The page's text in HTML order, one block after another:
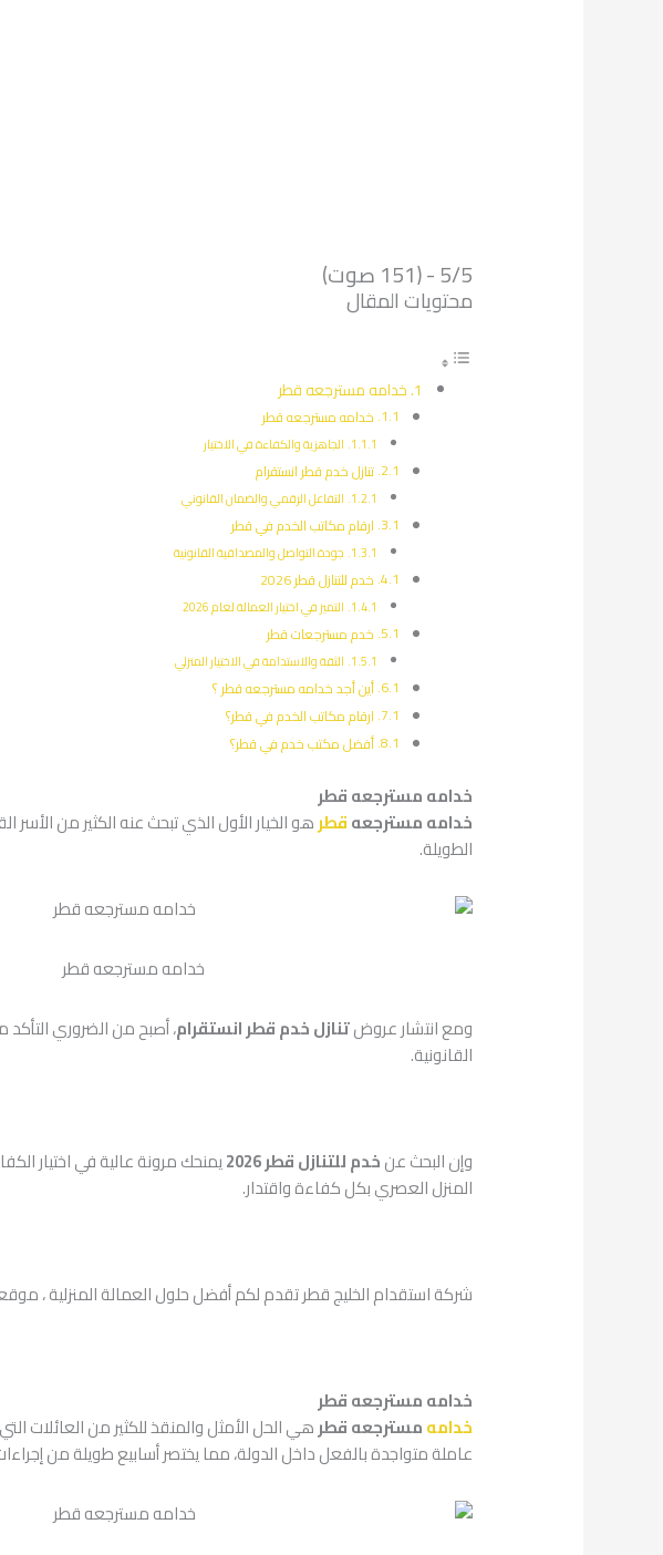
5/5 - (151 صوت)
محتويات المقال
خدامه مسترجعه قطر
خدامه مسترجعه قطر
الجاهزية والكفاءة في الاختيار
تنازل خدم قطر انستقرام
التفاعل الرقمي والضمان القانوني
ارقام مكاتب الخدم في قطر
جودة التواصل والمصداقية القانونية
خدم للتنازل قطر 2026
التميز في اختيار العمالة لعام 2026
خدم مسترجعات قطر
الثقة والاستدامة في الاختيار المنزلي
أين أجد خدامه مسترجعه قطر ؟
ارقام مكاتب الخدم في قطر؟
أفضل مكتب خدم في قطر؟
خدامه مسترجعه قطر
خدامه مسترجعهقطرهو الخيار الأول الذي تبحث عنه الكثير من
الطويلة.
خدامه مسترجعه قطر
ومع انتشار عروضتنازل خدم قطر انستقرام، أصبح من الضروري
القانونية.
وإن البحث عنخدم للتنازل قطر 2026 يمنحك مرونة عالية في اختيار
المنزل العصري بكل كفاءة واقتدار.
شركة استقدام الخليج قطر تقدم لكم أفضل حلول العمالة المنزلية ، موقعنا قطر،
خدامه مسترجعه قطر
خدامهمسترجعه قطرهي الحل الأمثل والمنقذ للكثير من العائلات
عاملة متواجدة بالفعل داخل الدولة، مما يختصر أسابيع طويلة من